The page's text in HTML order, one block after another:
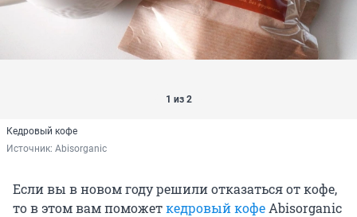
1 из 2
Кедровый кофе
Источник: Abisorganic
Если вы в новом году решили отказаться от кофе,
то в этом вам поможеткедровый кофе Abisorganic